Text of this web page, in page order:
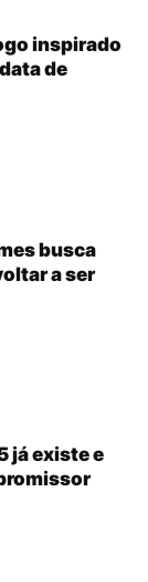
inspirado
de
busca
a ser
já existe e